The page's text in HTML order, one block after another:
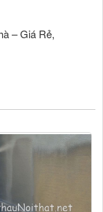
– Giá Rẻ,